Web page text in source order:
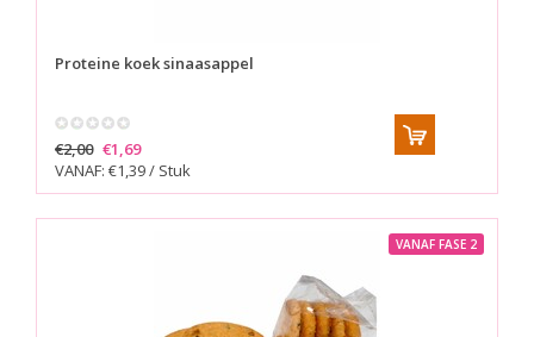
Proteine koek sinaasappel
€2,00 €1,69
VANAF: €1,39 / Stuk
VANAF FASE 2